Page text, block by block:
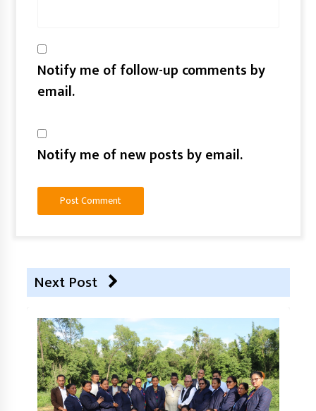
Notify me of follow-up comments by
email.
Notify me of new posts by email.
Next Post